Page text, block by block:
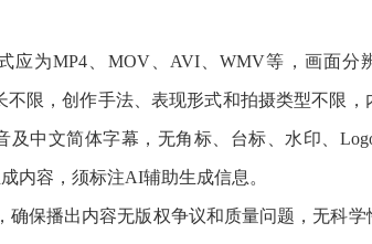
为MP4、MOV、AVI、WMV等，画面分
不限，创作手法、表现形式和拍摄类型不限
中文简体字幕，无角标、台标、水印、
内容，须标注AI辅助生成信息。
确保播出内容无版权争议和质量问题，无科